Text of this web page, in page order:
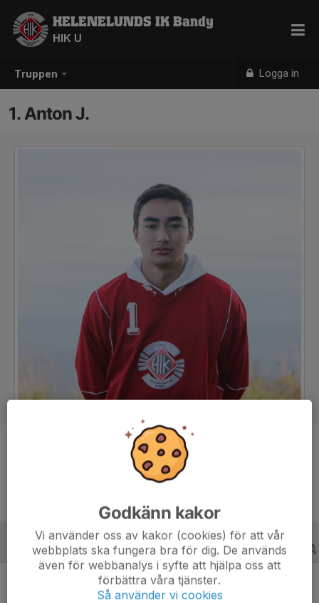
Truppen Logga in
HELENELUNDS IK Bandy
HIK U
1. Anton J.
Målvakt
B-LAGSSERIER 18/19
Godkänn kakor
Vi använder oss av kakor (cookies) för att vår
webbplats ska fungera bra för dig. De används
även för webbanalys i syfte att hjälpa oss att
förbättra våra tjänster.
Så använder vi cookies